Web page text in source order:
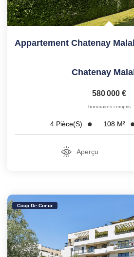
Chatenay
580 000 €
honoraires compris
4 Pièce(s) 108 M²
Aperçu
Coup De Coeur